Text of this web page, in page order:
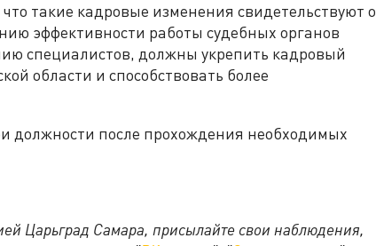
такие кадровые изменения свидетельствуют о
эффективности работы судебных органов
специалистов, должны укрепить кадровый
области и способствовать более
должности после прохождения необходимых
Царьград Самара, присылайте свои наблюдения,